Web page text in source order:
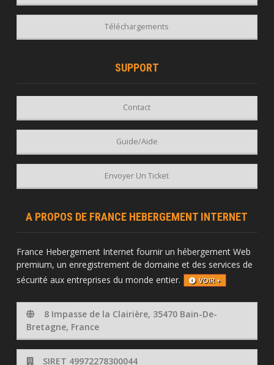
Téléchargements
SUPPORT
Contact
Envoyer Un Ticket
Guide/Aide
A PROPOS DE FRANCE HEBERGEMENT INTERNET
France Hebergement Internet fournir un hébergement Web
premium, un enregistrement de domaine et des services de
sécurité aux entreprises du monde entier.
VOIR +
8 Impasse de la Clairière, 35470 Bain-De-
Bretagne, France
SIRET 49972278300044